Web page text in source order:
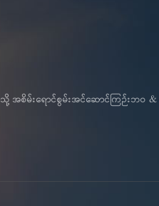
သို့ အစိမ်းရောင်စွမ်းအင်ဆောင်ကြဉ်းဘ